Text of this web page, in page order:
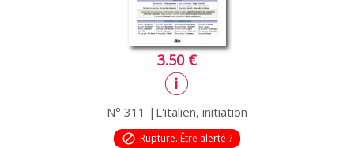
3.50 €
N° 311 |L'italien, initiation
block Rupture. Être alerté ?